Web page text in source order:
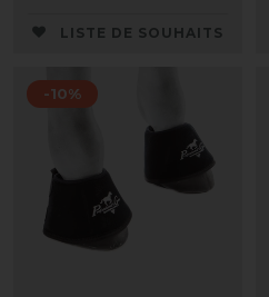
LISTE DE SOUHAITS
-10%